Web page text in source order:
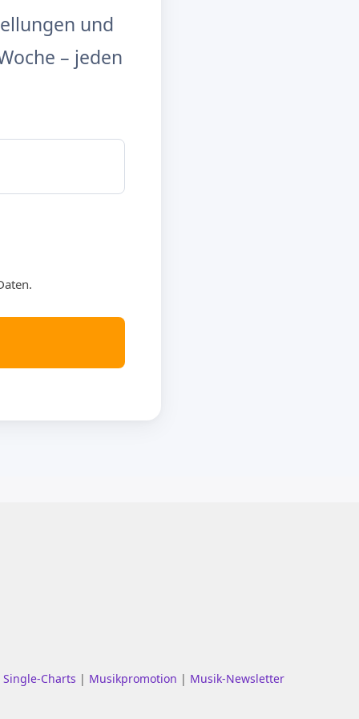
und
– jeden
Single-Charts | Musikpromotion | Musik-Newsletter